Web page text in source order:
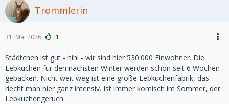
Trommlerin
31. Mai 2026 +1
Städtchen ist gut - hihi - wir sind hier 530.000 Einwohner. Die
Lebkuchen für den nächsten Winter werden schon seit 6 Wochen
gebacken. Nicht weit weg ist eine große Lebkuchenfabrik, das
riecht man hier ganz intensiv. Ist immer komisch im Sommer, der
Lebkuchengeruch.